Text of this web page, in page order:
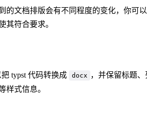
的文档排版会有不同程度的变化，你可
其符合要求。
把 typst 代码转换成 docx ，并保留标题、
样式信息。